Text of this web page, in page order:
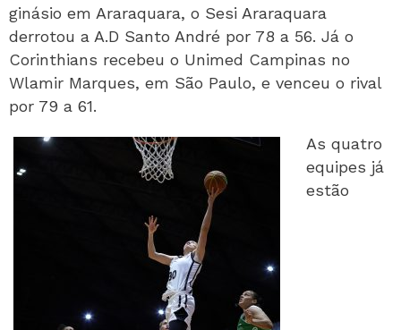
ginásio em Araraquara, o Sesi Araraquara
derrotou a A.D Santo André por 78 a 56. Já o
Corinthians recebeu o Unimed Campinas no
Wlamir Marques, em São Paulo, e venceu o rival
por 79 a 61.
As quatro
equipes já
estão